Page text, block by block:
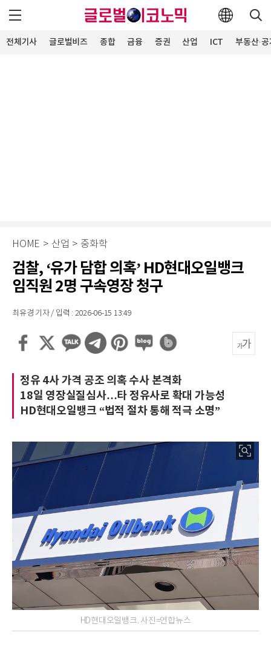
전체기사 글로벌비즈 종합 금융 증권 산업 ICT 부동산·
HOME > 산업 > 중화학
검찰, ‘유가 담합 의혹’ HD현대오일뱅크
임직원 2명 구속영장 청구
최유경 기자 / 입력 : 2026-06-15 13:49
정유 4사 가격 공조 의혹 수사 본격화
18일 영장실질심사…타 정유사로 확대 가능성
HD현대오일뱅크 “법적 절차 통해 적극 소명”
HD현대오일뱅크. 사진=연합뉴스